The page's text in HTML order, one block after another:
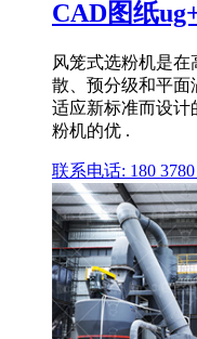
CAD图纸
风笼式选粉机是
散、预分级和平面
适应新标准而设计
粉机的优 .
联系电话: 180 3780